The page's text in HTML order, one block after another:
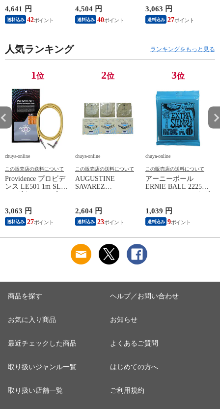
スペシャルパック ブ
ラック
4,641 円
送料込み 42
4,504 円
送料込み 40
3,063 円
送料込み 27
人気ランキング ランキングをもっと見る
1位
chuya-online
この販売店の送料について
Providence プロビデ
ンス LE501 1m SL
3,063 円
送料込み 27
2位
chuya-online
この販売店の送料について
AUGUSTINE
SAVAREZ
2,604 円
送料込み 23
3位
chuya-online
この販売店の送料について
アーニーボール
ERNIE BALL 2225
1,039 円
送料込み 9
商品を探す
お気に入り商品
最近チェックした商品
取り扱いジャンル一覧
取り扱い店舗一覧
ヘルプ／お問い合わせ
お知らせ
よくあるご質問
はじめての方へ
ご利用規約